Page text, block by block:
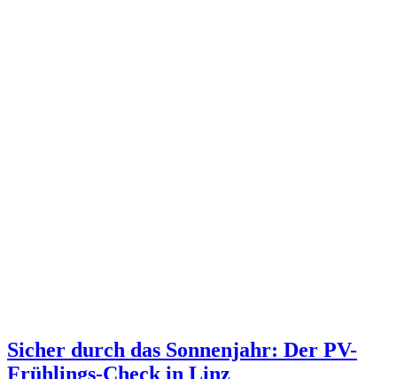
Sicher durch das Sonnenjahr: Der PV-
Frühlings-Check in Linz